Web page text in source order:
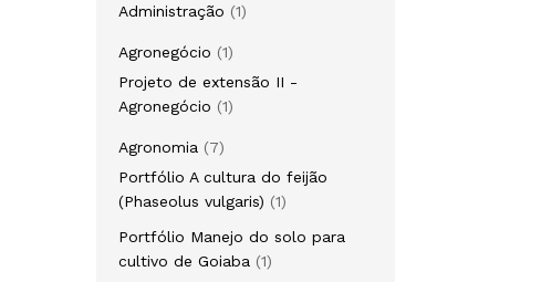
Administração
11
Agronegócio
11
produto
Projeto de extensão II -
Agronegócio
11
Agronomia
77
produtos
Portfólio A cultura do feijão
(Phaseolus vulgaris)
11
Portfólio Manejo do solo para
cultivo de Goiaba
11